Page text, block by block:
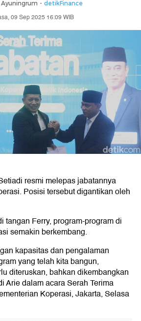
- detikFinance
09 Sep 2025 16:09 WIB
resmi melepas jabatannya
Posisi tersebut digantikan oleh
tangan Ferry, program-program di
semakin berkembang.
kapasitas dan pengalaman
yang telah kita bangun,
diteruskan, bahkan dikembangkan
Arie dalam acara Serah Terima
Koperasi, Jakarta, Selasa